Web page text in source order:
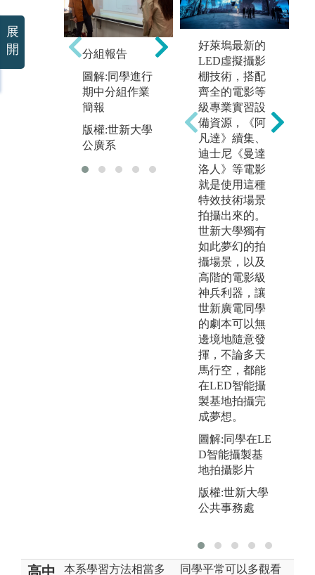
分組報告
圖解:同學進行
期中分組作業
簡報
版權:世新大學
公廣系
業界參訪
圖解:進行異地
教學參訪活動
版權:世新大學
公廣系
好萊塢最新的
LED虛擬攝影
棚技術，搭配
齊全的電影等
級專業實習設
備資源，《阿
凡達》續集、
迪士尼《曼達
洛人》等電影
就是使用這種
特效技術場景
拍攝出來的。
世新大學獨有
如此夢幻的拍
攝場景，以及
高階的電影級
神兵利器，讓
世新廣電同學
的劇本可以無
邊境地隨意發
揮，不論多天
馬行空，都能
在LED智能攝
製基地拍攝完
成夢想。
圖解:同學在LE
D智能攝製基
地拍攝影片
版權:世新大學
公共事務處
高中 本系學習方法相當多 同學平常可以多觀看
展
開